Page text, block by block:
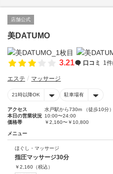
店舗公式
美DATUMO
3.21 口コミ 1件
エステ マッサージ
21時以降OK 駐車場有
アクセス
水戸駅から730m （徒歩10分）
本日の営業状況 10:00〜24:00
価格帯
￥2,160〜￥10,800
メニュー
ほぐし・マッサージ
指圧マッサージ30分
￥2,160 （税込）